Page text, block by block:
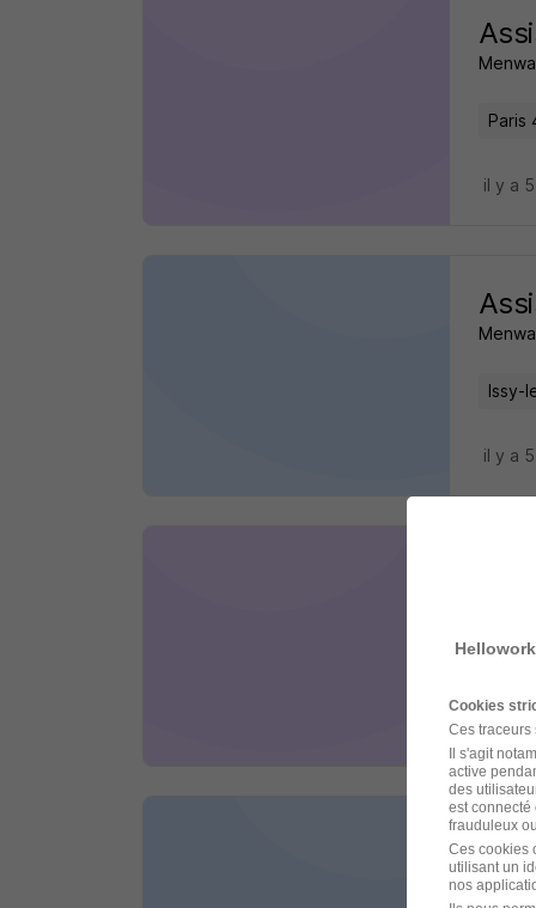
Paris
il y a
Issy-
il y a
il y a
Cookies
Ces traceurs
Il s'agit
active
des
est connecté
frauduleux
Ces cookies
utilisant un
nos